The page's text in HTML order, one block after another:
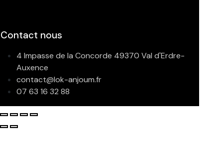
Contact nous
4 Impasse de la Concorde 49370 Val d'Erdre-
Auxence
contact@lok-anjoum.fr
07 63 16 32 88